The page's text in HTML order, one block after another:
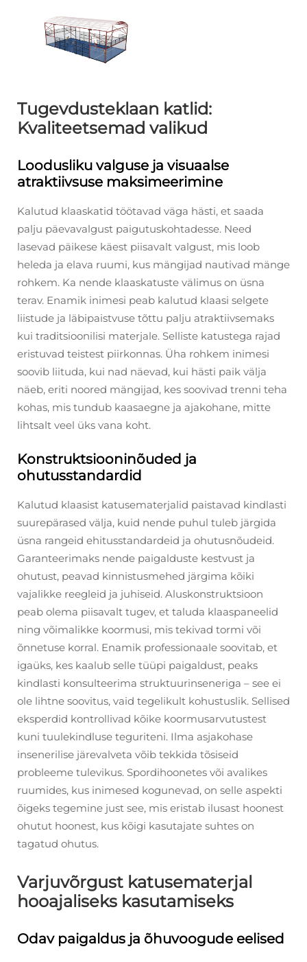
Tugevdusteklaan katlid:
Kvaliteetsemad valikud
Loodusliku valguse ja visuaalse
atraktiivsuse maksimeerimine
Kalutud klaaskatid töötavad väga hästi, et saada
palju päevavalgust paigutuskohtadesse. Need
lasevad päikese käest piisavalt valgust, mis loob
heleda ja elava ruumi, kus mängijad nautivad mänge
rohkem. Ka nende klaaskatuste välimus on üsna
terav. Enamik inimesi peab kalutud klaasi selgete
liistude ja läbipaistvuse tõttu palju atraktiivsemaks
kui traditsioonilisi materjale. Selliste katustega rajad
eristuvad teistest piirkonnas. Üha rohkem inimesi
soovib liituda, kui nad näevad, kui hästi paik välja
näeb, eriti noored mängijad, kes soovivad trenni teha
kohas, mis tundub kaasaegne ja ajakohane, mitte
lihtsalt veel üks vana koht.
Konstruktsiooninõuded ja
ohutusstandardid
Kalutud klaasist katusematerjalid paistavad kindlasti
suurepärased välja, kuid nende puhul tuleb järgida
üsna rangeid ehitusstandardeid ja ohutusnõudeid.
Garanteerimaks nende paigalduste kestvust ja
ohutust, peavad kinnistusmehed järgima kõiki
vajalikke reegleid ja juhiseid. Aluskonstruktsioon
peab olema piisavalt tugev, et taluda klaaspaneelid
ning võimalikke koormusi, mis tekivad tormi või
õnnetuse korral. Enamik professionaale soovitab, et
igaüks, kes kaalub selle tüüpi paigaldust, peaks
kindlasti konsulteerima struktuurinseneriga – see ei
ole lihtne soovitus, vaid tegelikult kohustuslik. Sellised
eksperdid kontrollivad kõike koormusarvutustest
kuni tuulekindluse teguriteni. Ilma asjakohase
insenerilise järevalveta võib tekkida tõsiseid
probleeme tulevikus. Spordihoonetes või avalikes
ruumides, kus inimesed kogunevad, on selle aspekti
õigeks tegemine just see, mis eristab ilusast hoonest
ohutut hoonest, kus kõigi kasutajate suhtes on
tagatud ohutus.
Varjuvõrgust katusematerjal
hooajaliseks kasutamiseks
Odav paigaldus ja õhuvoogude eelised